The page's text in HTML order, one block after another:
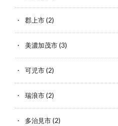
郡上市(2)
美濃加茂市(3)
可児市(2)
瑞浪市(2)
多治見市(2)